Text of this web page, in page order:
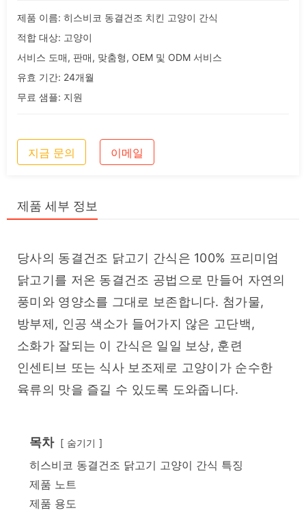
제품 이름: 히스비코 동결건조 치킨 고양이 간식
적합 대상: 고양이
서비스 도매, 판매, 맞춤형, OEM 및 ODM 서비스
유효 기간: 24개월
무료 샘플: 지원
지금 문의 이메일
제품 세부 정보
당사의 동결건조 닭고기 간식은 100% 프리미엄
닭고기를 저온 동결건조 공법으로 만들어 자연의
풍미와 영양소를 그대로 보존합니다. 첨가물,
방부제, 인공 색소가 들어가지 않은 고단백,
소화가 잘되는 이 간식은 일일 보상, 훈련
인센티브 또는 식사 보조제로 고양이가 순수한
육류의 맛을 즐길 수 있도록 도와줍니다.
목차 숨기기
히스비코 동결건조 닭고기 고양이 간식 특징
제품 노트
제품 용도